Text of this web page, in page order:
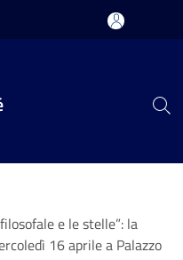
e le stelle”: la
16 aprile a Palazzo